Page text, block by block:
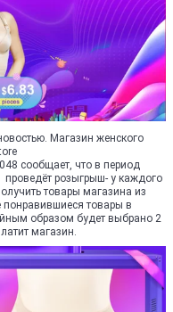
Магазин женского
сообщает, что в период
розыгрыш- у каждого
товары магазина из
понравившиеся товары в
образом будет выбрано 2
магазин.